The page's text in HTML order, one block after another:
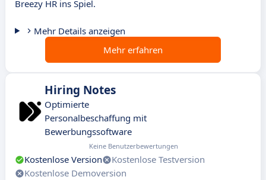
Breezy HR ins Spiel.
Mehr Details anzeigen
Mehr erfahren
Hiring Notes
Optimierte
Personalbeschaffung mit
Bewerbungssoftware
Keine Benutzerbewertungen
Kostenlose Version
Kostenlose Testversion
Kostenlose Demoversion